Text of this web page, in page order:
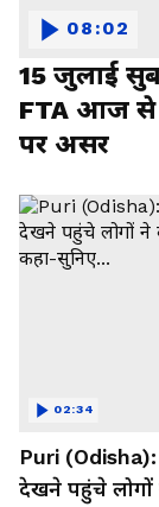
15 जुलाई
FTA आज से
पर असर
08:02
Puri (Odisha):
देखने पहुंचे
02:34